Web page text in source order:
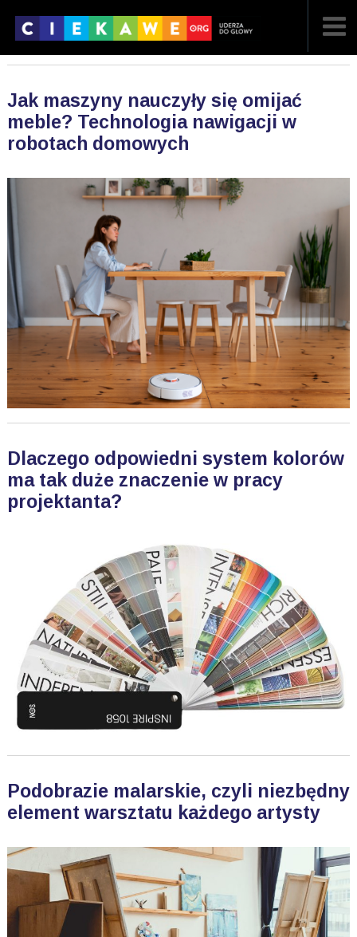
Jak maszyny nauczyły się omijać
meble? Technologia nawigacji w
robotach domowych
Dlaczego odpowiedni system kolorów
ma tak duże znaczenie w pracy
projektanta?
Podobrazie malarskie, czyli niezbędny
element warsztatu każdego artysty
POPULARNE
LOSOWE
A ARTYKUŁY
FILMY
G GALERIA
KONTAKT